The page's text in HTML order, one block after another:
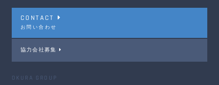
CONTACT
お問い合わせ
協力会社募集
OKURA GROUP